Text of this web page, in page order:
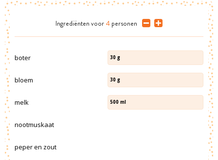
Ingrediënten voor 4 personen
boter 30 g
bloem 30 g
melk 500 ml
nootmuskaat
peper en zout